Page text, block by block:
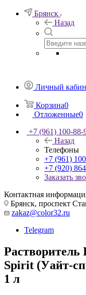
Брянск
Назад
Личный
Корзина0
Отложенные0
+7 (961) 100-88-
Назад
Телефоны
+7 (961)
+7 (920)
Заказать
Контактная
Брянск, проспект
zakaz@color32.ru
Telegram
Spirit (Уайт-
1 л